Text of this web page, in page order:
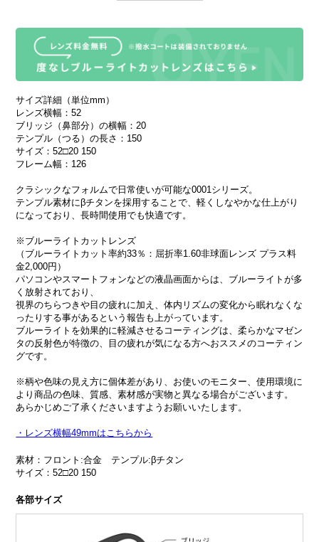
サイズ詳細（単位mm）
レンズ横幅：52
ブリッジ（鼻部分）の横幅：20
テンプル（つる）の長さ：150
サイズ：52□20 150
フレーム幅：126
クラシックなフォルムで日常使いが可能な0001シリーズ。
テンプル素材にβチタンを採用することで、軽くしなやかな仕上がり
になっており、長時間使用でも快適です。
※ブルーライトカットレンズ
（ブルーライトカット率約33％：屈折率1.60非球面レンズ プラス料
金2,000円）
パソコンやスマートフォンなどの液晶画面からは、ブルーライトが多
く放射されており、
視界のちらつきや目の疲れに加え、体内リズムの変化から眠れなくな
ったりする事があるという報告も上がっています。
ブルーライトを効果的に軽減させるコーティングは、柔らかなマゼン
タの反射色が特徴の、目の疲れが気になる方へおススメのコーティン
グです。
※柄や色味の見え方に個体差があり、お使いのモニター、使用環境に
より商品の色味、質感、素材感が実物と異なる場合がございます。
あらかじめご了承くださいますようお願いいたします。
・レンズ横幅49mmはこちらから
素材：フロント:合金 テンプル:βチタン
サイズ：52□20 150
各部サイズ